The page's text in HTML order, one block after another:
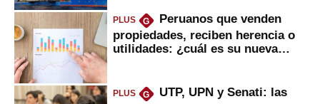
PLUS G
Peruanos que venden
propiedades, reciben herencia o
utilidades: ¿cuál es su nueva
PLUS G
UTP, UPN y Senati: las